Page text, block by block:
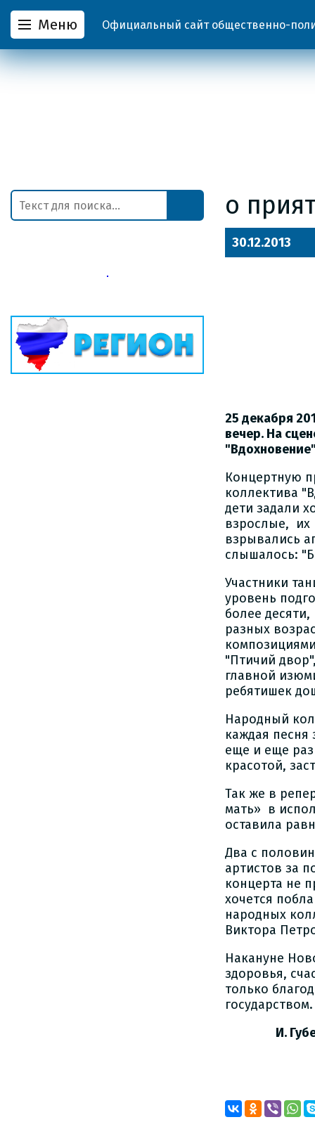
Меню Официальный сайт общественно-
о
30.12.2013
25 декабря
вечер. На
Концертную
коллектива
дети задали
взрослые, их
взрывались
слышалось:
Участники
уровень
более
разных
"Птичий
главной
ребятишек
Народный
каждая
еще и еще
красотой,
Так же в
мать» в
оставила
Два с
артистов за
концерта не
хочется
народных
Виктора
Накануне
здоровья,
только
государством.
И.